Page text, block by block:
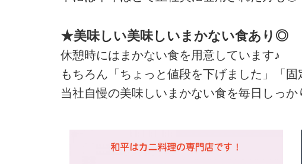
★美味しい美味しいまかない食あり◎
休憩時にはまかない食を用意しています♪
もちろん「ちょっと値段を下げました」「
当社自慢の美味しいまかない食を毎日しっ